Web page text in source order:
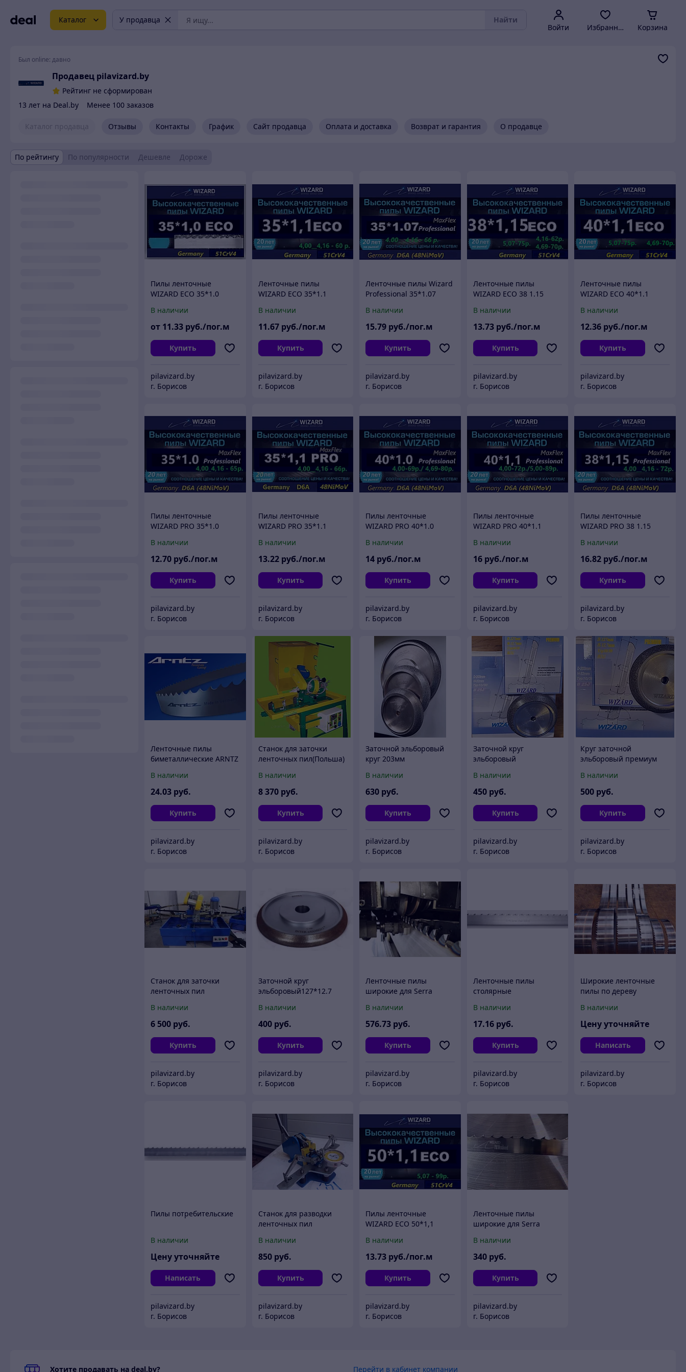
Каталог У продавца Найти
Войти Избранное Корзина
Был online: давно
Продавец pilavizard.by
Рейтинг не сформирован
13 лет на Deal.by
Менее 100 заказов
Каталог продавца Отзывы Контакты График Сайт продавца Оплата и доставка Возврат и гарантия О продавце
По рейтингу По популярности Дешевле Дороже
Пилы ленточные
WIZARD ECO 35*1.0
В наличии
от 11.33 руб./пог.м
Купить
pilavizard.by
г. Борисов
Ленточные пилы
WIZARD ECO 35*1.1
В наличии
11.67 руб./пог.м
Купить
pilavizard.by
г. Борисов
Ленточные пилы Wizard
Professional 35*1.07
В наличии
15.79 руб./пог.м
Купить
pilavizard.by
г. Борисов
Ленточные пилы
WIZARD ECO 38 1.15
В наличии
13.73 руб./пог.м
Купить
pilavizard.by
г. Борисов
Ленточные пилы
WIZARD ECO 40*1.1
В наличии
12.36 руб./пог.м
Купить
pilavizard.by
г. Борисов
Пилы ленточные
WIZARD PRO 35*1.0
В наличии
12.70 руб./пог.м
Купить
pilavizard.by
г. Борисов
Пилы ленточные
WIZARD PRO 35*1.1
В наличии
13.22 руб./пог.м
Купить
pilavizard.by
г. Борисов
Пилы ленточные
WIZARD PRO 40*1.0
В наличии
14 руб./пог.м
Купить
pilavizard.by
г. Борисов
Пилы ленточные
WIZARD PRO 40*1.1
В наличии
16 руб./пог.м
Купить
pilavizard.by
г. Борисов
Пилы ленточные
WIZARD PRO 38 1.15
В наличии
16.82 руб./пог.м
Купить
pilavizard.by
г. Борисов
Ленточные пилы
биметаллические ARNTZ
В наличии
24.03 руб.
Купить
pilavizard.by
г. Борисов
Станок для заточки
ленточных пил(Польша)
В наличии
8 370 руб.
Купить
pilavizard.by
г. Борисов
Заточной эльборовый
круг 203мм
В наличии
630 руб.
Купить
pilavizard.by
г. Борисов
Заточной круг
эльборовый
В наличии
450 руб.
Купить
pilavizard.by
г. Борисов
Круг заточной
эльборовый премиум
В наличии
500 руб.
Купить
pilavizard.by
г. Борисов
Станок для заточки
ленточных пил
В наличии
6 500 руб.
Купить
pilavizard.by
г. Борисов
Заточной круг
эльборовый127*12.7
В наличии
400 руб.
Купить
pilavizard.by
г. Борисов
Ленточные пилы
широкие для Serra
Stellit
В наличии
576.73 руб.
Купить
pilavizard.by
г. Борисов
Ленточные пилы
столярные
В наличии
17.16 руб.
Купить
pilavizard.by
г. Борисов
Широкие ленточные
пилы по дереву
В наличии
Цену уточняйте
Написать
pilavizard.by
г. Борисов
Пилы потребительские
В наличии
Цену уточняйте
Написать
pilavizard.by
г. Борисов
Станок для разводки
ленточных пил
В наличии
850 руб.
Купить
pilavizard.by
г. Борисов
Пилы ленточные
WIZARD ECO 50*1,1
В наличии
13.73 руб./пог.м
Купить
pilavizard.by
г. Борисов
Ленточные пилы
широкие для Serra
Stellit
В наличии
340 руб.
Купить
pilavizard.by
г. Борисов
Хотите продавать на deal.by?
Перейти в кабинет компании